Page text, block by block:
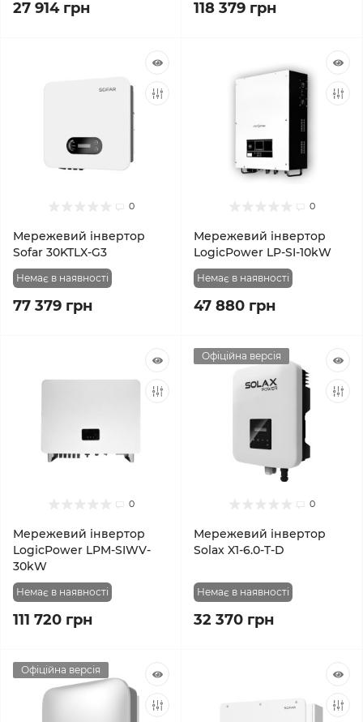
27 914 грн 118 379 грн
0
Мережевий інвертор
Sofar 30KTLX-G3
Немає в наявності
77 379 грн
0
Мережевий інвертор
LogicPower LP-SI-10kW
Немає в наявності
47 880 грн
0
Мережевий інвертор
LogicPower LPM-SIWV-
30kW
Немає в наявності
111 720 грн
Офіційна версія
0
Мережевий інвертор
Solax X1-6.0-T-D
Немає в наявності
32 370 грн
Офіційна версія